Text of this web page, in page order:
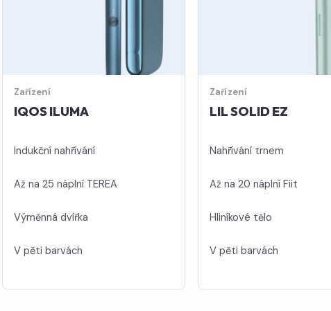
Zařízení
IQOS ILUMA
Indukční nahřívání
Až na 25 náplní TEREA
Výměnná dvířka
V pěti barvách
Zařízení
LIL SOLID EZ
Nahřívání trnem
Až na 20 náplní Fiit
Hliníkové tělo
V pěti barvách